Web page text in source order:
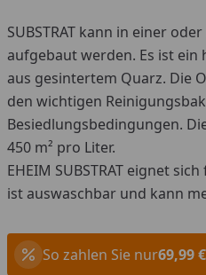
SUBSTRAT kann in einer
aufgebaut werden. Es ist
aus gesintertem Quarz. Die
den wichtigen
Besiedlungsbedingungen.
450 m² pro Liter.
EHEIM SUBSTRAT eignet
ist auswaschbar und kann
So zahlen Sie nur69,99 €